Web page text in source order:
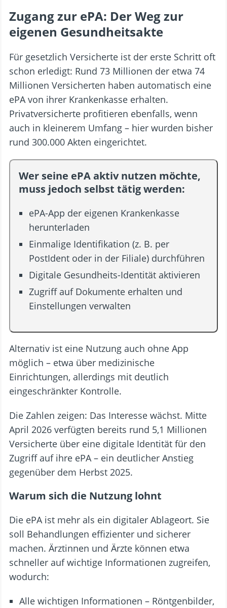
Zugang zur ePA: Der Weg zur
eigenen Gesundheitsakte
Für gesetzlich Versicherte ist der erste Schritt oft
schon erledigt: Rund 73 Millionen der etwa 74
Millionen Versicherten haben automatisch eine
ePA von ihrer Krankenkasse erhalten.
Privatversicherte profitieren ebenfalls, wenn
auch in kleinerem Umfang – hier wurden bisher
rund 300.000 Akten eingerichtet.
Wer seine ePA aktiv nutzen möchte,
muss jedoch selbst tätig werden:
ePA-App der eigenen Krankenkasse
herunterladen
Einmalige Identifikation (z. B. per
PostIdent oder in der Filiale) durchführen
Digitale Gesundheits-Identität aktivieren
Zugriff auf Dokumente erhalten und
Einstellungen verwalten
Alternativ ist eine Nutzung auch ohne App
möglich – etwa über medizinische
Einrichtungen, allerdings mit deutlich
eingeschränkter Kontrolle.
Die Zahlen zeigen: Das Interesse wächst. Mitte
April 2026 verfügten bereits rund 5,1 Millionen
Versicherte über eine digitale Identität für den
Zugriff auf ihre ePA – ein deutlicher Anstieg
gegenüber dem Herbst 2025.
Warum sich die Nutzung lohnt
Die ePA ist mehr als ein digitaler Ablageort. Sie
soll Behandlungen effizienter und sicherer
machen. Ärztinnen und Ärzte können etwa
schneller auf wichtige Informationen zugreifen,
wodurch:
Alle wichtigen Informationen – Röntgenbilder,